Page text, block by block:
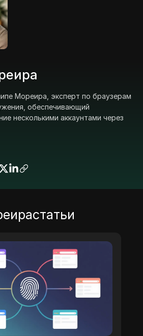
Мореира, эксперт по браузерам
обеспечивающий
несколькими аккаунтами через
статьи